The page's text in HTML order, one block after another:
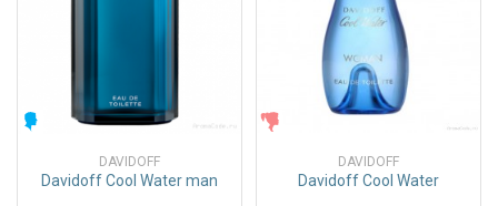
МУЖСКИЕ
DAVIDOFF
Davidoff Cool Water man
DAVIDOFF
Davidoff Cool Water